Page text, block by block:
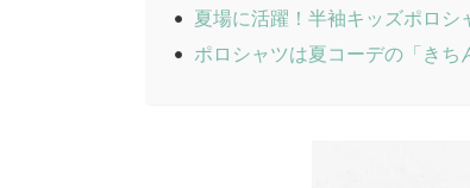
夏場に活躍！半袖キッズポロシ
ポロシャツは夏コーデの「きち